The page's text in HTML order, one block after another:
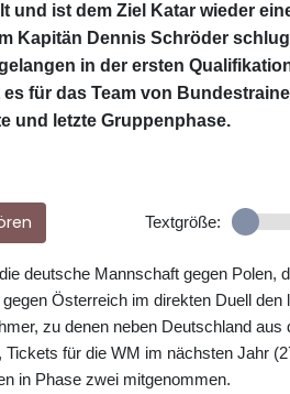
und ist dem Ziel Katar wieder
Kapitän Dennis Schröder
in der ersten
für das Team von
und letzte Gruppenphase.
Textgröße:
deutsche Mannschaft gegen Polen,
Österreich im direkten Duell den
zu denen neben Deutschland
für die WM im nächsten Jahr
in Phase zwei mitgenommen.